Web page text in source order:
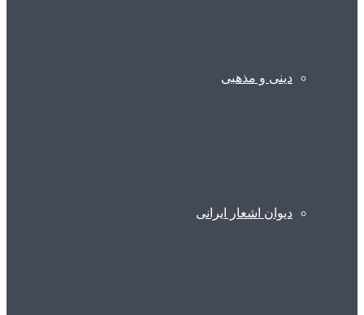
دینی و مذهبی
دیوان اشعار ایرانی